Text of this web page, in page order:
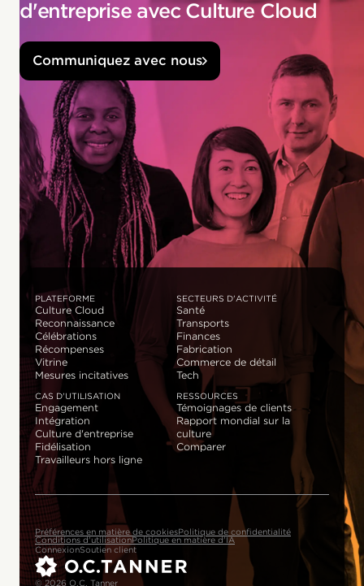
d'entreprise avec Culture Cloud
Communiquez avec nous
PLATEFORME
Culture Cloud
Reconnaissance
Célébrations
Récompenses
Vitrine
Mesures incitatives
SECTEURS D'ACTIVITÉ
Santé
Transports
Finances
Fabrication
Commerce de détail
Tech
CAS D'UTILISATION
Engagement
Intégration
Culture d'entreprise
Fidélisation
Travailleurs hors ligne
RESSOURCES
Témoignages de clients
Rapport mondial sur la
culture
Comparer
Préférences en matière de cookiesPolitique de confidentialité
Conditions d'utilisationPolitique en matière d'IA
ConnexionSoutien client
© 2026 O.C. Tanner